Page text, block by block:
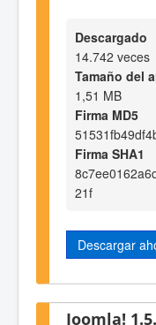
Descargado
14.742 veces
Tamaño del
1,51 MB
Firma MD5
Firma SHA1
21f
Descargar
Joomla!